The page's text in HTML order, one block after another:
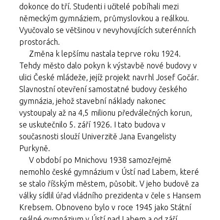
dokonce do tří. Studenti i učitelé pobíhali mezi
německým gymnáziem, průmyslovkou a reálkou.
Vyučovalo se většinou v nevyhovujících suterénních
prostorách.
Změna k lepšímu nastala teprve roku 1924.
Tehdy město dalo pokyn k výstavbě nové budovy v
ulici České mládeže, jejíž projekt navrhl Josef Gočár.
Slavnostní otevření samostatné budovy českého
gymnázia, jehož stavební náklady nakonec
vystoupaly až na 4,5 milionu předválečných korun,
se uskutečnilo 5. září 1926. I tato budova v
současnosti slouží Univerzitě Jana Evangelisty
Purkyně.
V období po Mnichovu 1938 samozřejmě
nemohlo české gymnázium v Ústí nad Labem, které
se stalo říšským městem, působit. V jeho budově za
války sídlil úřad vládního prezidenta v čele s Hansem
Krebsem. Obnoveno bylo v roce 1945 jako Státní